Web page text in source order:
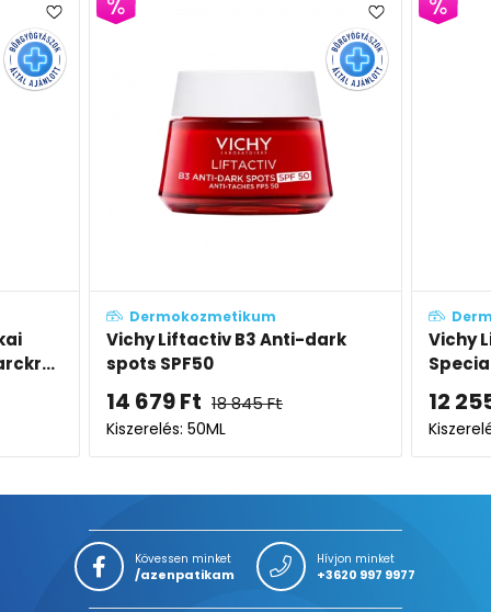
dark
Dermokozmetikum
Vichy Liftactiv Pigment
Specialist B3 szemkörnyékáp...
12 255 Ft 15 733
Kiszerelés: 15ML
14
Kövessen minket
/azenpatikam
Hívjon minket
+3620 997 9977